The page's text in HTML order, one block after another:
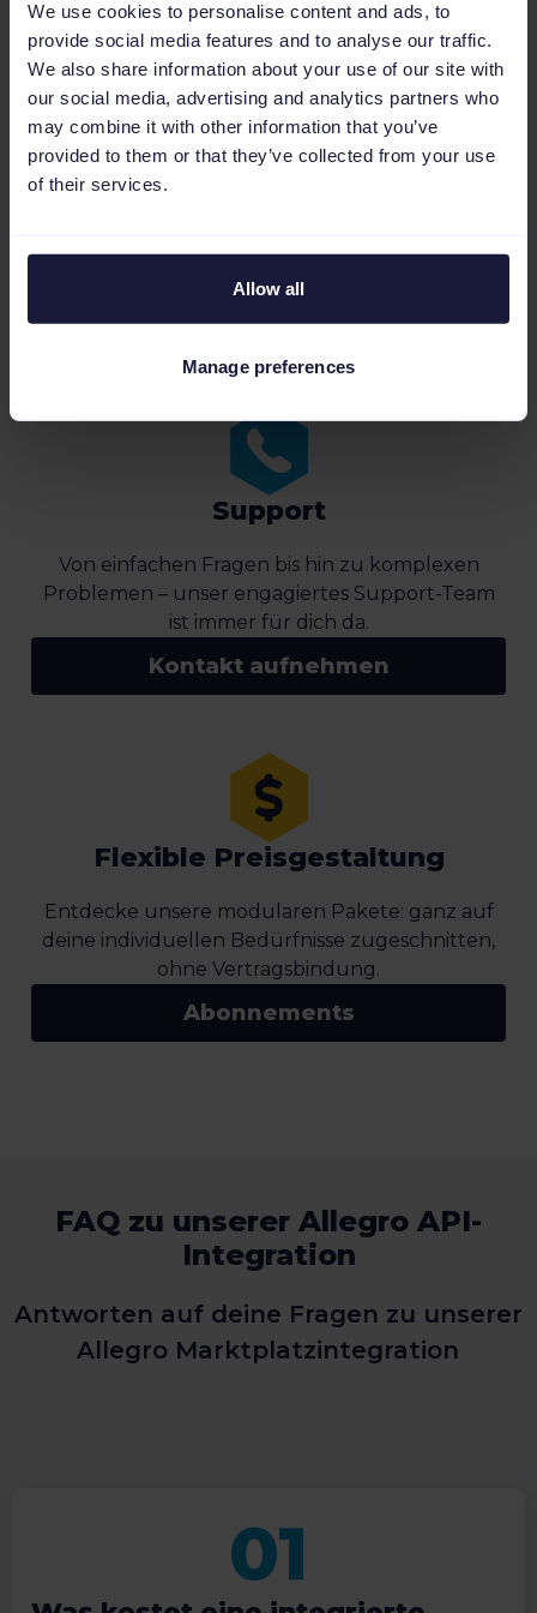
We use cookies to personalise content and ads, to
provide social media features and to analyse our traffic.
We also share information about your use of our site with
our social media, advertising and analytics partners who
may combine it with other information that you’ve
provided to them or that they’ve collected from your use
of their services.
Allow all
Manage preferences
Mehr über das Allegro API-Setup
Support
Von einfachen Fragen bis hin zu komplexen
Problemen – unser engagiertes Support-Team
ist immer für dich da.
Kontakt aufnehmen
Flexible Preisgestaltung
Entdecke unsere modularen Pakete: ganz auf
deine individuellen Bedürfnisse zugeschnitten,
ohne Vertragsbindung.
Abonnements
FAQ zu unserer Allegro API-
Integration
Antworten auf deine Fragen zu unserer
Allegro Marktplatzintegration